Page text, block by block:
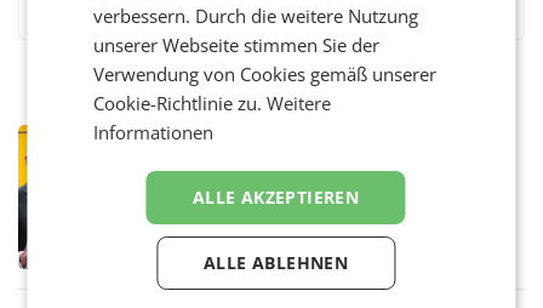
PRIMENEWS
Österreichische Post: Umsatzplus im
ersten Halbjahr trotz schwachem
Briefgeschäft
WIEN Die Österreichische Post AG hat im
ersten Halbjahr 2026 einen Konzernumsatz
von 1.544,0 Mio. EUR erwirtschaftet, was
einem Plus von 3,8 Prozent gegenüber dem
verbessern. Durch die weitere Nutzung
unserer Webseite stimmen Sie der
Verwendung von Cookies gemäß unserer
Cookie-Richtlinie zu.Weitere
Informationen
ALLE AKZEPTIEREN
ALLE ABLEHNEN